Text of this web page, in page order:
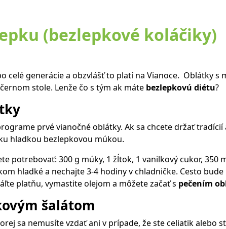
(bezlepkové koláčiky)
celé generácie a obzvlášť to platí na Vianoce. Oblátky
stole. Lenže čo s tým ak máte bezlepkovú diétu?
prvé vianočné oblátky. Ak sa chcete držať
hladkou bezlepkovou múkou.
potrebovať: 300 g múky, 1 žĺtok, 1 vanilkový cukor,
hladké a nechajte 3-4 hodiny v chladničke. Cesto
platňu, vymastite olejom a môžete začať s pečením
šalátom
sa nemusíte vzdať ani v prípade, že ste celiatik